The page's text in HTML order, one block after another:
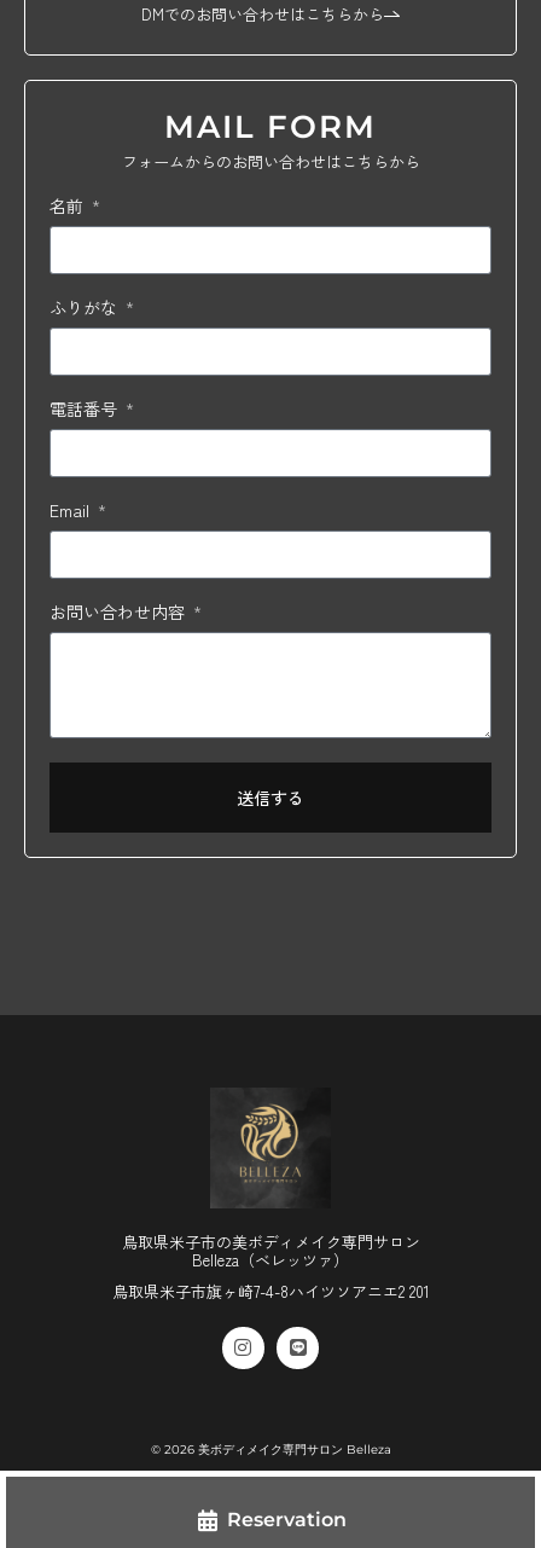
DMでのお問い合わせはこちらから
MAIL FORM
フォームからのお問い合わせはこちらから
名前
ふりがな
電話番号
Email
お問い合わせ内容
送信する
鳥取県米子市の美ボディメイク専門サロン
Belleza（ベレッツァ）
鳥取県米子市旗ヶ崎7-4-8ハイツソアニエ2 201
© 2026 美ボディメイク専門サロン Belleza
Reservation